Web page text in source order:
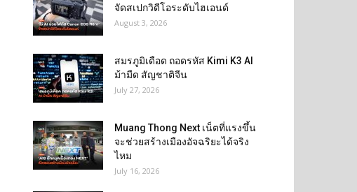
จัดสเปกวิดีโอระดับไฮเอนด์
August 3, 2026
สมรภูมิเดือด ถอดรหัส Kimi K3 AI
ม้ามืด สัญชาติจีน
July 27, 2026
Muang Thong Next เน็ตที่แรงขึ้น
จะช่วยสร้างเมืองอัจฉริยะได้จริง
ไหม
July 16, 2026